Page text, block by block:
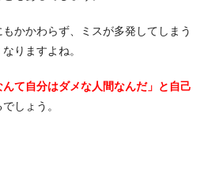
かかわらず、ミスが多発してしまう
りますよね。
て自分はダメな人間なんだ」と自己
しょう。